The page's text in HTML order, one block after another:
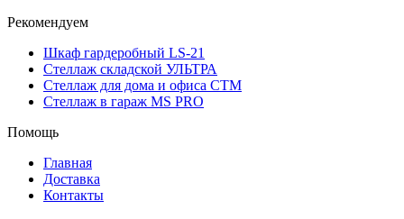
Рекомендуем
Шкаф гардеробный LS-21
Стеллаж складской УЛЬТРА
Стеллаж для дома и офиса СТМ
Стеллаж в гараж MS PRO
Помощь
Главная
Доставка
Контакты